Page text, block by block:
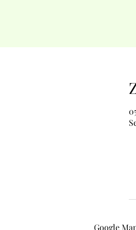
Google